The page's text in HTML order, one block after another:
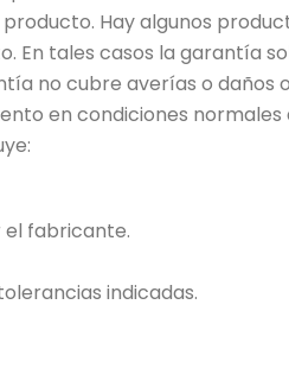
Hay algunos
tales casos la garantía
no cubre averías o daños
en condiciones normales
el fabricante.
indicadas.